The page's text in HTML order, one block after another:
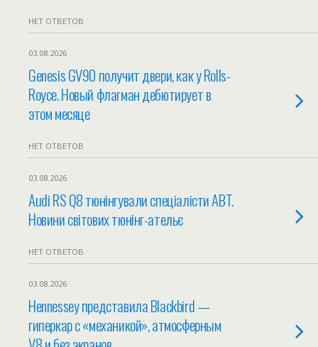
НЕТ ОТВЕТОВ
03.08.2026
Genesis GV90 получит двери, как у Rolls-
Royce. Новый флагман дебютирует в
этом месяце
НЕТ ОТВЕТОВ
03.08.2026
Audi RS Q8 тюнінгували спеціалісти ABT.
Новини світових тюнінг-ательє
НЕТ ОТВЕТОВ
03.08.2026
Hennessey представила Blackbird —
гиперкар с «механикой», атмосферным